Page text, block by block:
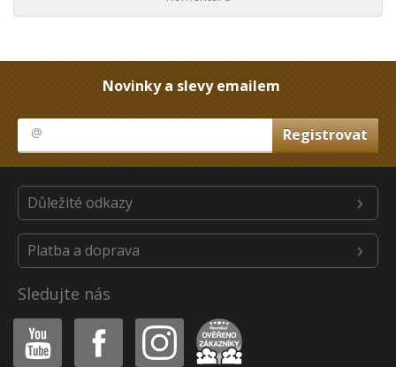
Novinky a slevy emailem
Důležité odkazy
Platba a doprava
Sledujte nás
Youtube Facebook Instagram Heureka